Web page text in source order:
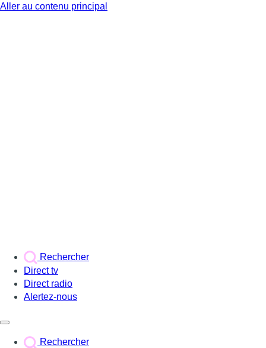
Aller au contenu principal
Rechercher
Direct tv
Direct radio
Alertez-nous
Rechercher